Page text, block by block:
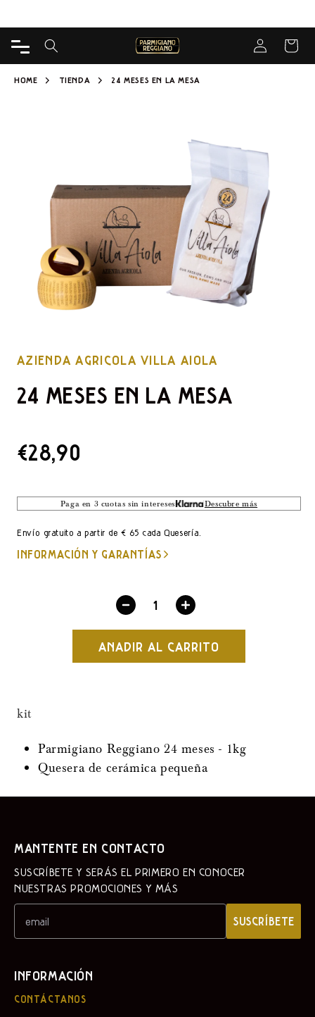
Iniciar sesión
HOME TIENDA 24 MESES EN LA MESA
AZIENDA AGRICOLA VILLA AIOLA
24 MESES EN LA MESA
PRECIO
LISTA
€28,90
Paga en 3 cuotas sin intereses Descubre más
Envío gratuito a partir de € 65 cada Quesería.
INFORMACIÓN Y GARANTÍAS
Disminuir
cantidad
por
mesa
Aumentar
cantidad
por
mesa
AÑADIR AL CARRITO
kit
Parmigiano Reggiano 24 meses - 1kg
Quesera de cerámica pequeña
MANTENTE EN CONTACTO
SUSCRÍBETE Y SERÁS EL PRIMERO EN CONOCER
NUESTRAS PROMOCIONES Y MÁS
SUSCRÍBETE
INFORMACIÓN
CONTÁCTANOS